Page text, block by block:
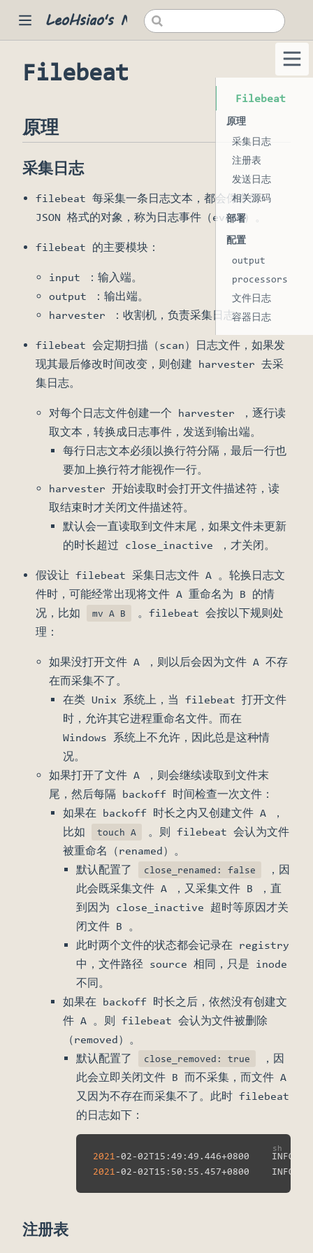
LeoHsiao's Notes
window)
window)
Filebeat
原理
采集日志
filebeat 每采集一条日志文本，都会保存为
JSON 格式的对象，称为日志事件（event）。
filebeat 的主要模块：
input ：输入端。
output ：输出端。
harvester ：收割机，负责采集日志。
filebeat 会定期扫描（scan）日志文件，如果发
现其最后修改时间改变，则创建 harvester 去采
集日志。
对每个日志文件创建一个 harvester ，逐行读
取文本，转换成日志事件，发送到输出端。
每行日志文本必须以换行符分隔，最后一行也
要加上换行符才能视作一行。
harvester 开始读取时会打开文件描述符，读
取结束时才关闭文件描述符。
默认会一直读取到文件末尾，如果文件未更新
的时长超过 close_inactive ，才关闭。
假设让 filebeat 采集日志文件 A 。轮换日志文
件时，可能经常出现将文件 A 重命名为 B 的情
况，比如
mv A B
。filebeat 会按以下规则处
理：
如果没打开文件 A ，则以后会因为文件 A 不存
在而采集不了。
在类 Unix 系统上，当 filebeat 打开文件
时，允许其它进程重命名文件。而在
Windows 系统上不允许，因此总是这种情
况。
如果打开了文件 A ，则会继续读取到文件末
尾，然后每隔 backoff 时间检查一次文件：
如果在 backoff 时长之内又创建文件 A ，
比如
touch A
。则 filebeat 会认为文件
被重命名（renamed）。
默认配置了
close_renamed: false
，因
此会既采集文件 A ，又采集文件 B ，直
到因为 close_inactive 超时等原因才关
闭文件 B 。
此时两个文件的状态都会记录在 registry
中，文件路径 source 相同，只是 inode
不同。
如果在 backoff 时长之后，依然没有创建文
件 A 。则 filebeat 会认为文件被删除
（removed）。
默认配置了
close_removed: true
，因
此会立即关闭文件 B 而不采集，而文件 A
又因为不存在而采集不了。此时 filebeat
的日志如下：
2021 -02-02T15:49:49.446+0800
2021 -02-02T15:50:55.457+0800
注册表
Filebeat
原理
采集日志
注册表
发送日志
相关源码
部署
配置
output
processors
文件日志
容器日志